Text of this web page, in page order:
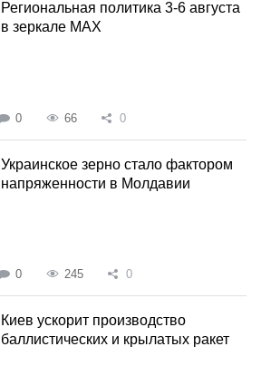
Региональная политика 3-6 августа
в зеркале MAX
0 66 0
Украинское зерно стало фактором
напряженности в Молдавии
0 245 0
Киев ускорит производство
баллистических и крылатых ракет